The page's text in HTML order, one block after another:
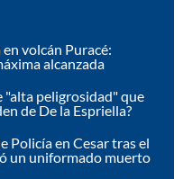
volcán Puracé:
alcanzada
"alta peligrosidad" que
de De la Espriella?
Policía en Cesar tras el
un uniformado muerto